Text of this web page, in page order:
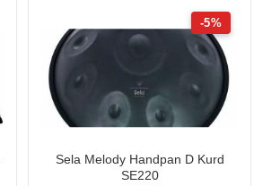
-5%
Sela Melody Handpan D Kurd
SE220